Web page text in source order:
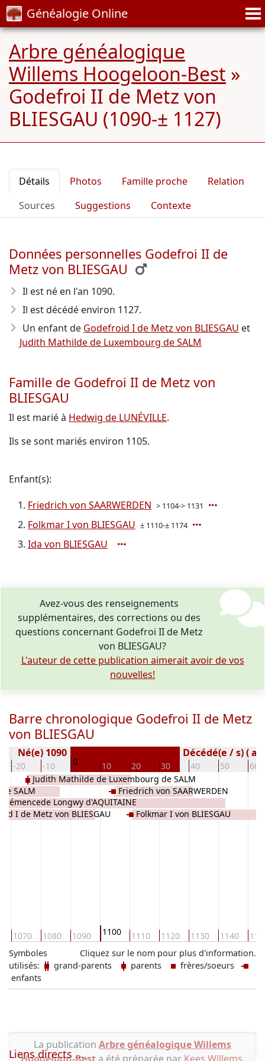
Généalogie Online
Arbre généalogique
Willems Hoogeloon-Best »
Godefroi II de Metz von
BLIESGAU (1090-± 1127)
Détails Photos Famille proche
Relation
Sources
Suggestions Contexte
Données personnelles Godefroi II de
Metz von BLIESGAU
Il est né en l'an 1090.
Il est décédé environ 1127.
Un enfant de Godefroid I de Metz von BLIESGAU et
Judith Mathilde de Luxembourg de SALM
Famille de Godefroi II de Metz von
BLIESGAU
Il est marié à Hedwig de LUNÉVILLE.
Ils se sont mariés environ 1105.
Enfant(s):
Friedrich von SAARWERDEN > 1104-> 1131
Folkmar I von BLIESGAU ± 1110-± 1174
Ida von BLIESGAU
Avez-vous des renseignements
supplémentaires, des corrections ou des
questions concernant Godefroi II de Metz
von BLIESGAU?
L'auteur de cette publication aimerait avoir de vos
nouvelles!
Barre chronologique Godefroi II de Metz
von BLIESGAU
-20 -10 0 10 20 30 40 50 60
Né(e) 1090 Décédé(e / s) (
1070 1080 1090 1100 1110 1120 1130 1140
SALM
Longwy d'AQUITAINE
I de Metz von BLIESGAU
Judith Mathilde de Luxembourg de SALM
Friedrich von SAARWERDEN
Folkmar I von BLIESGAU
Cliquez sur le nom pour plus d'information.
Symboles
utilisés:
grand-parents parents
frères/soeurs
enfants
La publication Arbre généalogique Willems
Liens directs ...